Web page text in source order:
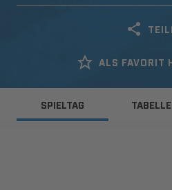
ALS FAVORIT
SPIELTAG